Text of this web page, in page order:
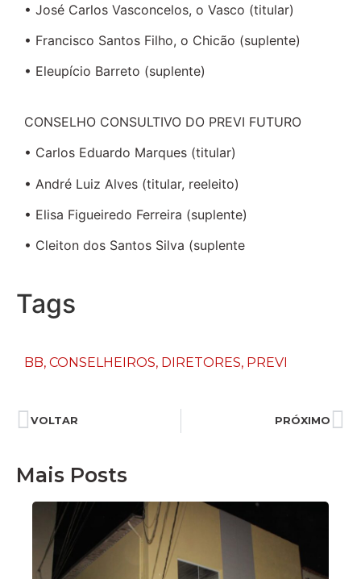
• José Carlos Vasconcelos, o Vasco (titular)
• Francisco Santos Filho, o Chicão (suplente)
• Eleupício Barreto (suplente)
CONSELHO CONSULTIVO DO PREVI FUTURO
• Carlos Eduardo Marques (titular)
• André Luiz Alves (titular, reeleito)
• Elisa Figueiredo Ferreira (suplente)
• Cleiton dos Santos Silva (suplente
Tags
BB, CONSELHEIROS, DIRETORES, PREVI
VOLTAR PRÓXIMO
Mais Posts